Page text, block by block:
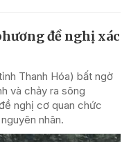
đề nghị xác
Thanh Hóa) bất ngờ
và chảy ra sông
nghị cơ quan chức
nhân.